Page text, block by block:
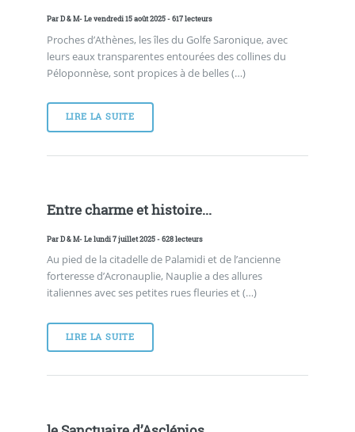
ParD & M- Le vendredi 15 août 2025 - 617 lecteurs
Proches d’Athènes, les îles du Golfe Saronique, avec
leurs eaux transparentes entourées des collines du
Péloponnèse, sont propices à de belles (…)
LIRE LA SUITE
Entre charme et histoire...
ParD & M- Le lundi 7 juillet 2025 - 628 lecteurs
Au pied de la citadelle de Palamidi et de l’ancienne
forteresse d’Acronauplie, Nauplie a des allures
italiennes avec ses petites rues fleuries et (…)
LIRE LA SUITE